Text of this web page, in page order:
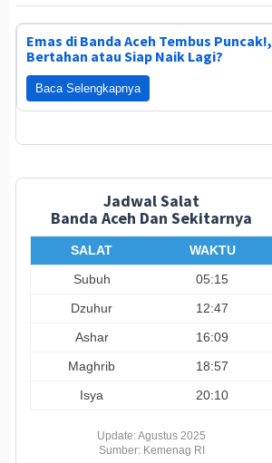
Emas di Banda Aceh Tembus Puncak!,
Bertahan atau Siap Naik Lagi?
Baca Selengkapnya
Jadwal Salat
Banda Aceh Dan Sekitarnya
SALAT
WAKTU
Subuh
05:15
Dzuhur
12:47
Ashar
16:09
Maghrib
18:57
Isya
20:10
Update: Agustus 2025
Sumber: Kemenag RI